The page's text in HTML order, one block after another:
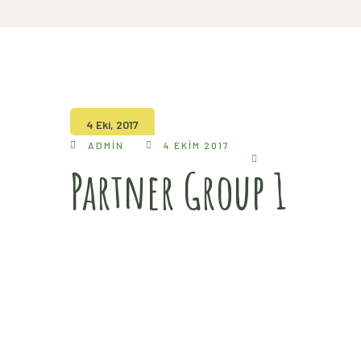
4 Eki, 2017
ADMIN 4 EKIM 2017
Partner Group 1